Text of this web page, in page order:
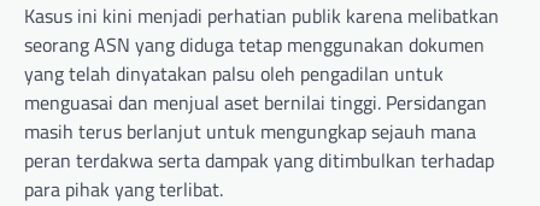
Kasus ini kini menjadi perhatian publik karena melibatkan
seorang ASN yang diduga tetap menggunakan dokumen
yang telah dinyatakan palsu oleh pengadilan untuk
menguasai dan menjual aset bernilai tinggi. Persidangan
masih terus berlanjut untuk mengungkap sejauh mana
peran terdakwa serta dampak yang ditimbulkan terhadap
para pihak yang terlibat.